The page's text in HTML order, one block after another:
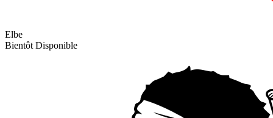
Elbe
Bientôt Disponible